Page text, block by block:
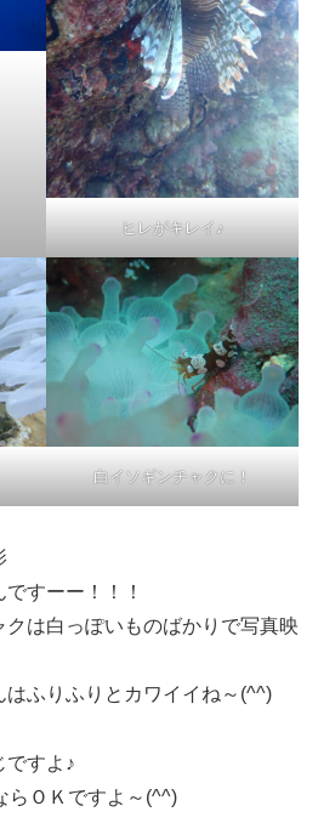
ヒレがキレイ♪
白イソギンチャクに！
すーー！！！
は白っぽいものばかりで写真映
ふりふりとカワイイね～(^^)
ですよ♪
らＯＫですよ～(^^)